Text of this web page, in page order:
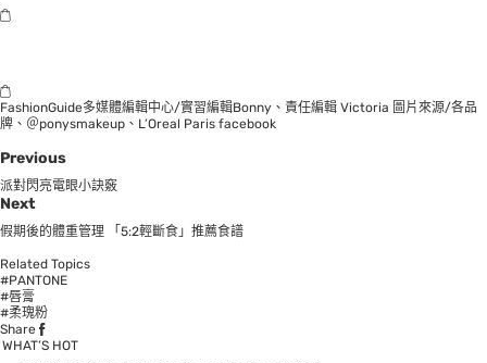
FashionGuide多媒體編輯中心/實習編輯Bonny、責任編輯 Victoria 圖片來源/各品
牌、＠ponysmakeup、L’Oreal Paris facebook
Previous
派對閃亮電眼小訣竅
Next
假期後的體重管理 「5:2輕斷食」推薦食譜
Related Topics
#PANTONE
#唇膏
#柔瑰粉
Share
WHAT’S HOT